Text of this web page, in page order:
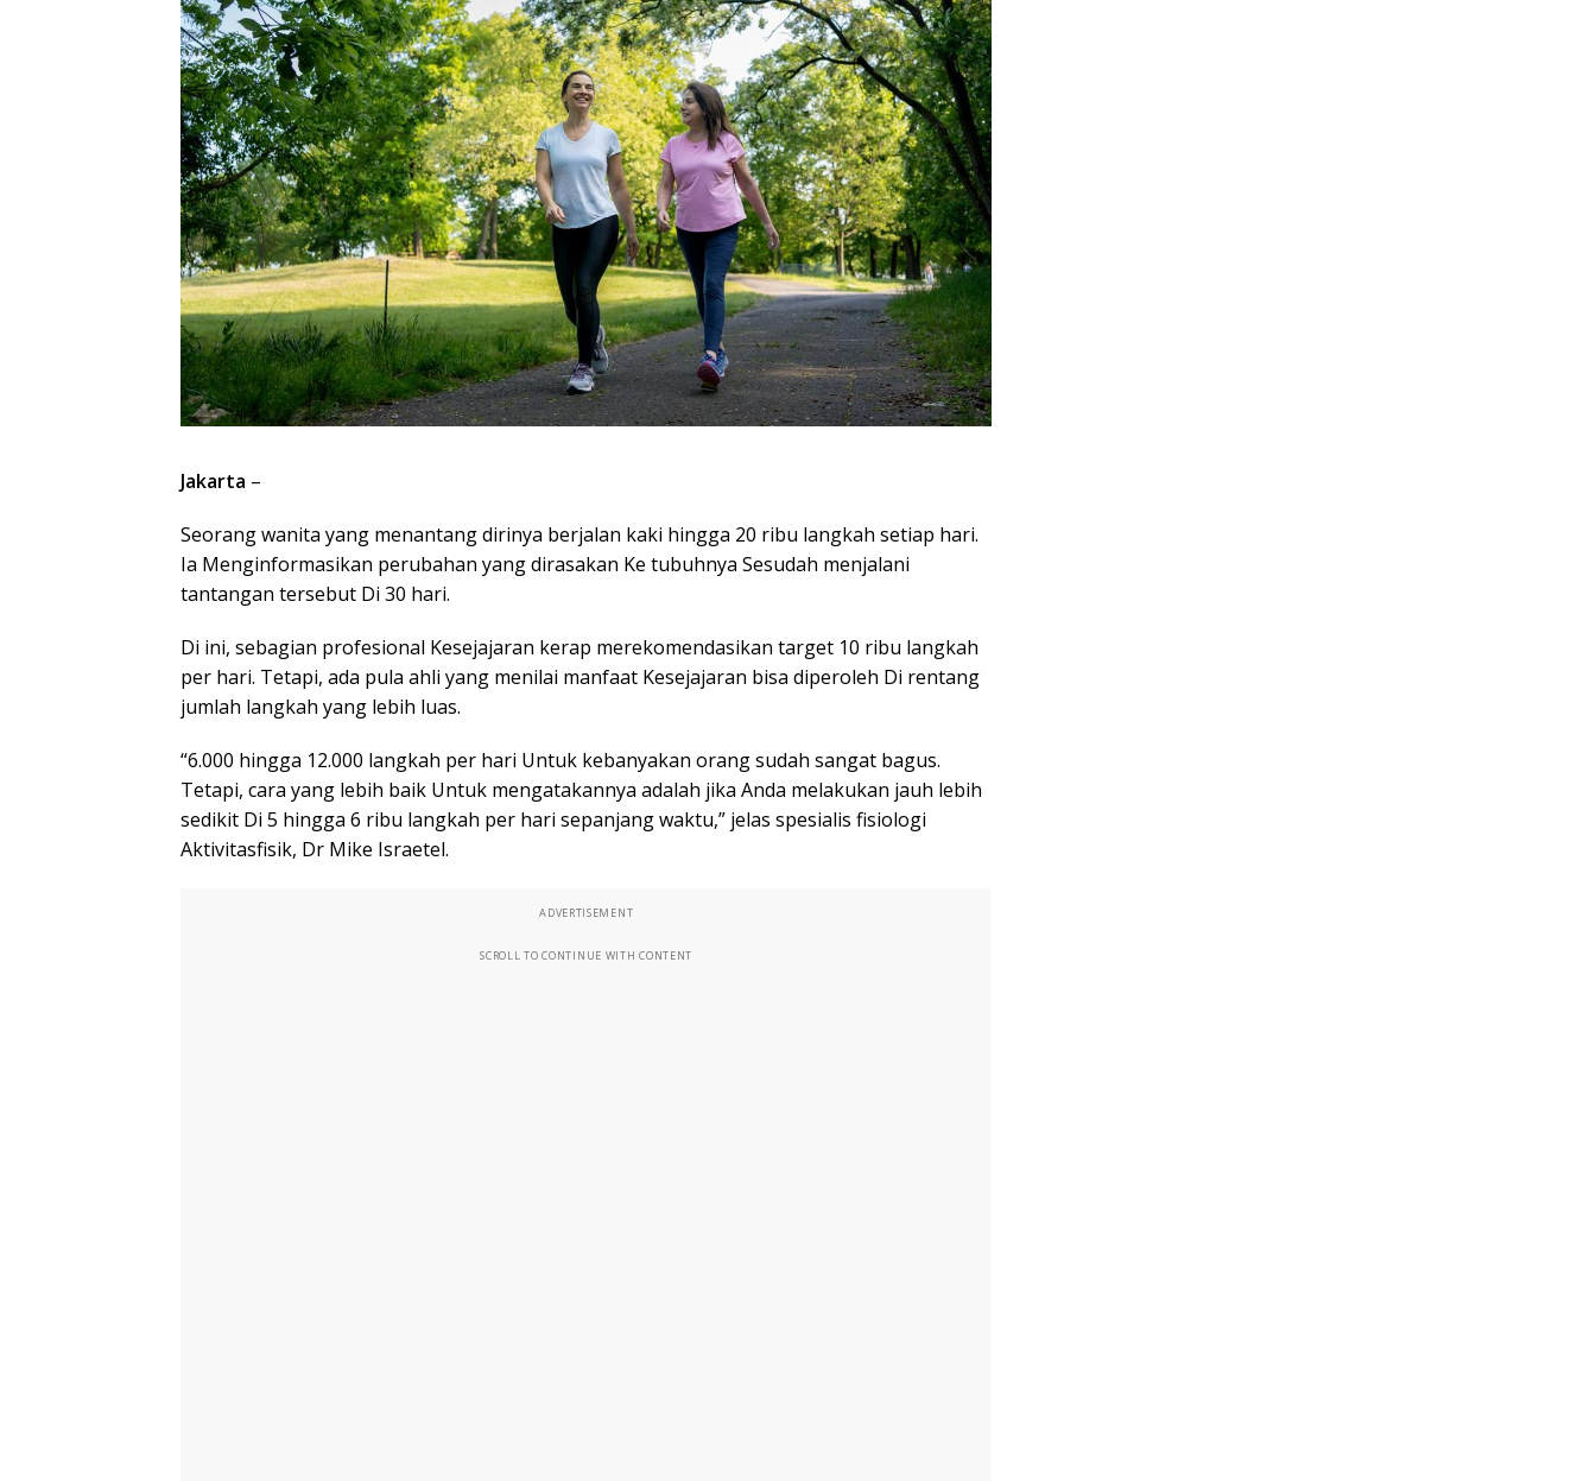
Jakarta –
Seorang wanita yang menantang dirinya berjalan kaki hingga 20 ribu langkah setiap hari.
Ia Menginformasikan perubahan yang dirasakan Ke tubuhnya Sesudah menjalani
tantangan tersebut Di 30 hari.
Di ini, sebagian profesional Kesejajaran kerap merekomendasikan target 10 ribu langkah
per hari. Tetapi, ada pula ahli yang menilai manfaat Kesejajaran bisa diperoleh Di rentang
jumlah langkah yang lebih luas.
“6.000 hingga 12.000 langkah per hari Untuk kebanyakan orang sudah sangat bagus.
Tetapi, cara yang lebih baik Untuk mengatakannya adalah jika Anda melakukan jauh lebih
sedikit Di 5 hingga 6 ribu langkah per hari sepanjang waktu,” jelas spesialis fisiologi
Aktivitasfisik, Dr Mike Israetel.
ADVERTISEMENT
SCROLL TO CONTINUE WITH CONTENT